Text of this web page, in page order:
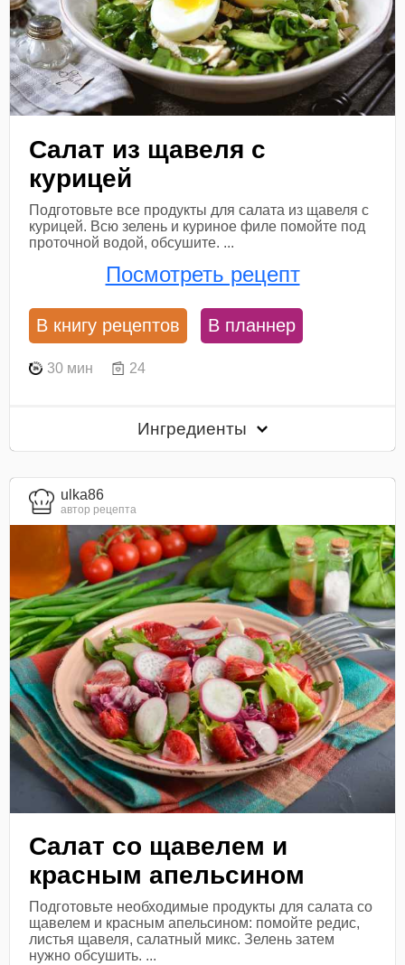
Салат из щавеля с
курицей
Подготовьте все продукты для салата из щавеля с
курицей. Всю зелень и куриное филе помойте под
проточной водой, обсушите. ...
Посмотреть рецепт
В книгу рецептов В планнер
30 мин 24
Ингредиенты
ulka86
автор рецепта
Салат со щавелем и
красным апельсином
Подготовьте необходимые продукты для салата со
щавелем и красным апельсином: помойте редис,
листья щавеля, салатный микс. Зелень затем
нужно обсушить. ...